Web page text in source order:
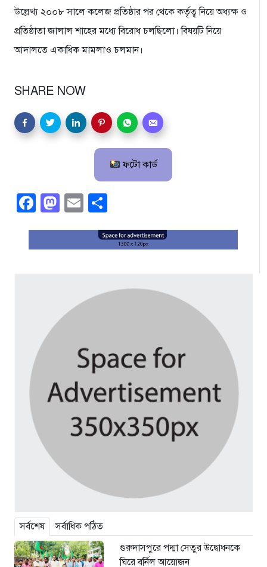
উল্লেখ্য ২০০৮ সালে কলেজ প্রতিষ্ঠার পর থেকে কর্তৃত্ব নিয়ে অধ্যক্ষ ও
প্রতিষ্ঠাতা জালাল শাহের মধ্যে বিরোধ চলছিলো। বিষয়টি নিয়ে
আদালতে একাধিক মামলাও চলমান।
SHARE NOW
ফটো কার্ড
Facebook
Mastodon
Email
সর্বশেষ
সর্বাধিক পঠিত
গুরুদাসপুরে পদ্মা সেতুর উদ্বোধনকে
ঘিরে বর্নিল আয়োজন